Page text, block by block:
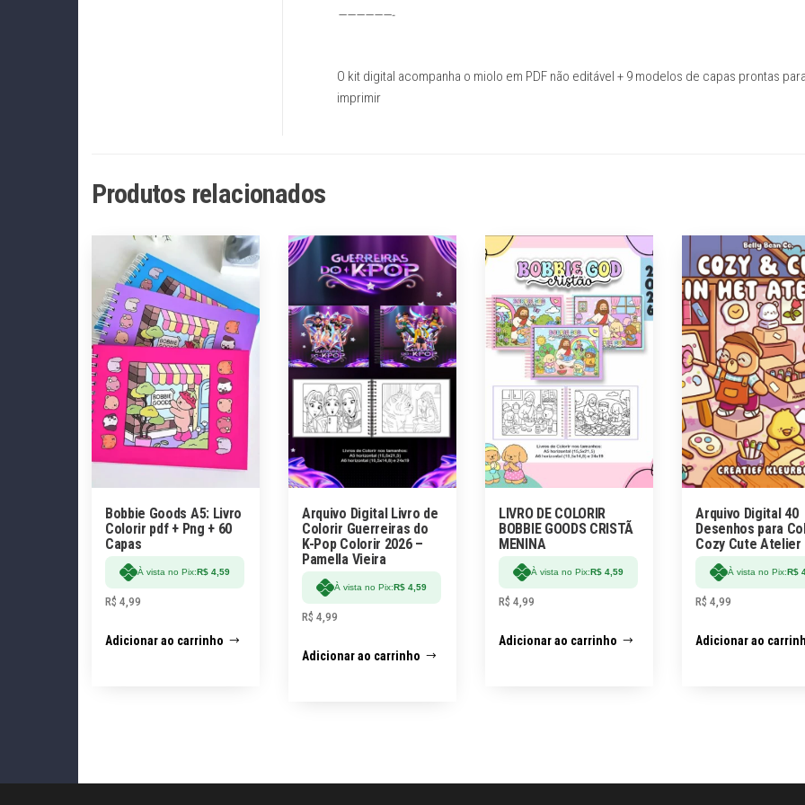
——————-
O kit digital acompanha o miolo em PDF não editável + 9 modelos de capas prontas
imprimir
Produtos relacionados
Bobbie Goods A5: Livro
Colorir pdf + Png + 60
Capas
À vista no Pix:R$ 4,59
R$ 4,99
Adicionar ao carrinho
Arquivo Digital Livro de
Colorir Guerreiras do
K-Pop Colorir 2026 –
Pamella Vieira
À vista no Pix:R$ 4,59
R$ 4,99
Adicionar ao carrinho
LIVRO DE COLORIR
BOBBIE GOODS CRISTÃ
MENINA
À vista no Pix:R$ 4,59
R$ 4,99
Adicionar ao carrinho
Arquivo Digital 40
Desenhos para
Cozy Cute Atelier
À vista no Pix:R$
R$ 4,99
Adicionar ao